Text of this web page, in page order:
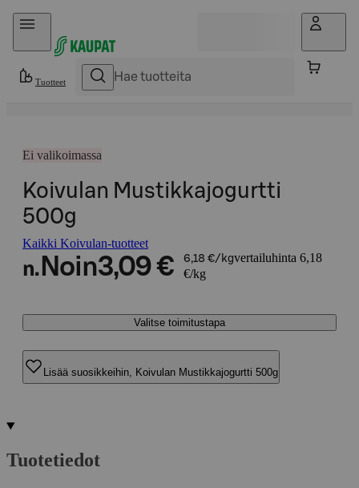
Hyppää sisältöön
Tuotteet
Ei valikoimassa
Koivulan Mustikkajogurtti
500g
Kaikki Koivulan-tuotteet
n. Noin3,09 € 6,18 €/kgvertailuhinta 6,18
€/kg
Valitse toimitustapa
Lisää suosikkeihin, Koivulan Mustikkajogurtti 500g
Tuotetiedot